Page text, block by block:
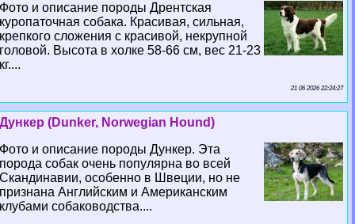
Фото и описание породы Дрентская
куропаточная собака. Красивая, сильная,
крепкого сложения с красивой, некрупной
головой. Высота в холке 58-66 см, вес 21-23
кг....
21 06 2026 22:24:27
Дункер (Dunker, Norwegian Hound)
Фото и описание породы Дункер. Эта
порода собак очень популярна во всей
Скандинавии, особенно в Швеции, но не
признана Английским и Американским
клубами собаководства....